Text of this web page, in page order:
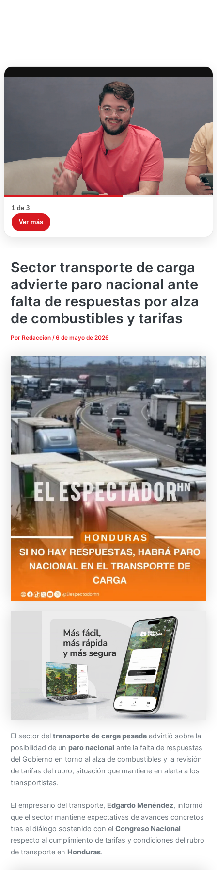
1 de 3
Ver más
Sector transporte de carga
advierte paro nacional ante
falta de respuestas por alza
de combustibles y tarifas
Por Redacción/6 de mayo de 2026
El sector deltransporte de carga pesada advirtió sobre la
posibilidad de un paro nacional ante la falta de respuestas
del Gobierno en torno al alza de combustibles y la revisión
de tarifas del rubro, situación que mantiene en alerta a los
transportistas.
El empresario del transporte, Edgardo Menéndez, informó
que el sector mantiene expectativas de avances concretos
tras el diálogo sostenido con elCongreso Nacional
respecto al cumplimiento de tarifas y condiciones del rubro
de transporte en Honduras.